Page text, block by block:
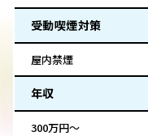
受動喫煙対策
屋内禁煙
年収
300万円～